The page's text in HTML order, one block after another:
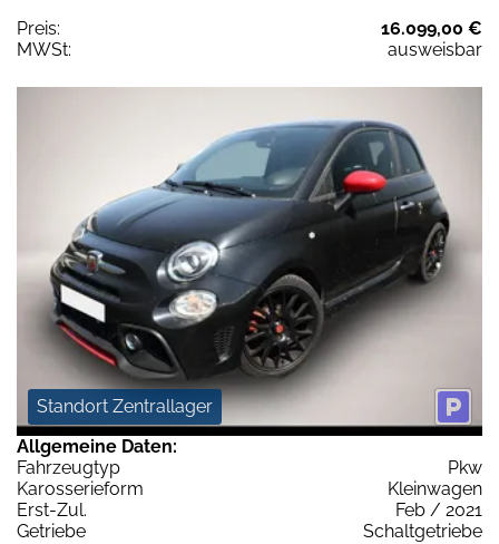
Preis:
16.099,00 €
MWSt:
ausweisbar
Standort Zentrallager
Allgemeine Daten:
Fahrzeugtyp
Pkw
Karosserieform
Kleinwagen
Erst-Zul.
Feb / 2021
Getriebe
Schaltgetriebe